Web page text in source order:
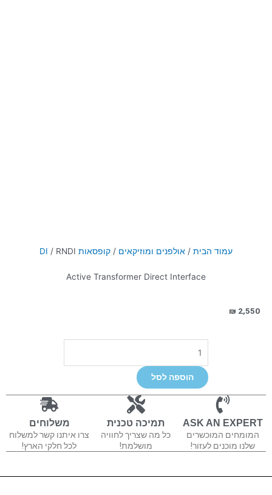
עמוד הבית / אולפנים ומוזיקאים / קופסאות DI / RNDI
Active Transformer Direct Interface
₪ 2,550
כמות
של
RNDI
הוספה לסל
ASK AN EXPERT
המומחים המוכשרים
שלנו מוכנים לעזור!
תמיכה טכנית
כל מה שצריך לחוויה
מושלמת!
משלוחים
צרו איתנו קשר למשלוח
לכל חלקי הארץ!